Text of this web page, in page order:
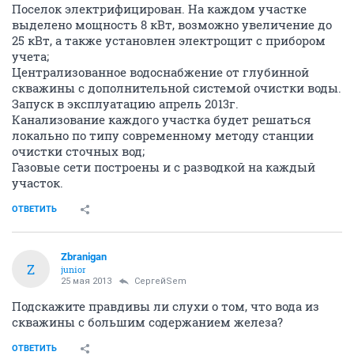
Поселок электрифицирован. На каждом участке
выделено мощность 8 кВт, возможно увеличение до
25 кВт, а также установлен электрощит с прибором
учета;
Централизованное водоснабжение от глубинной
скважины с дополнительной системой очистки воды.
Запуск в эксплуатацию апрель 2013г.
Канализование каждого участка будет решаться
локально по типу современному методу станции
очистки сточных вод;
Газовые сети построены и с разводкой на каждый
участок.
ОТВЕТИТЬ
Z
Zbranigan
junior
25 мая 2013 СергейSem
Подскажите правдивы ли слухи о том, что вода из
скважины с большим содержанием железа?
ОТВЕТИТЬ